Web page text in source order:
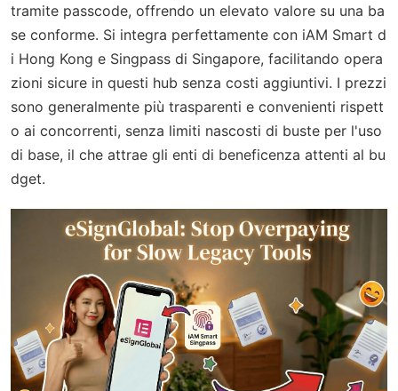
tramite passcode, offrendo un elevato valore su una ba
se conforme. Si integra perfettamente con iAM Smart d
i Hong Kong e Singpass di Singapore, facilitando opera
zioni sicure in questi hub senza costi aggiuntivi. I prezzi
sono generalmente più trasparenti e convenienti rispett
o ai concorrenti, senza limiti nascosti di buste per l'uso
di base, il che attrae gli enti di beneficenza attenti al bu
dget.